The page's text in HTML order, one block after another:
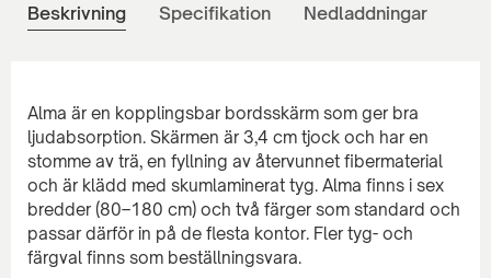
Beskrivning Specifikation Nedladdningar
Alma är en kopplingsbar bordsskärm som ger bra
ljudabsorption. Skärmen är 3,4 cm tjock och har en
stomme av trä, en fyllning av återvunnet fibermaterial
och är klädd med skumlaminerat tyg. Alma finns i sex
bredder (80–180 cm) och två färger som standard och
passar därför in på de flesta kontor. Fler tyg- och
färgval finns som beställningsvara.